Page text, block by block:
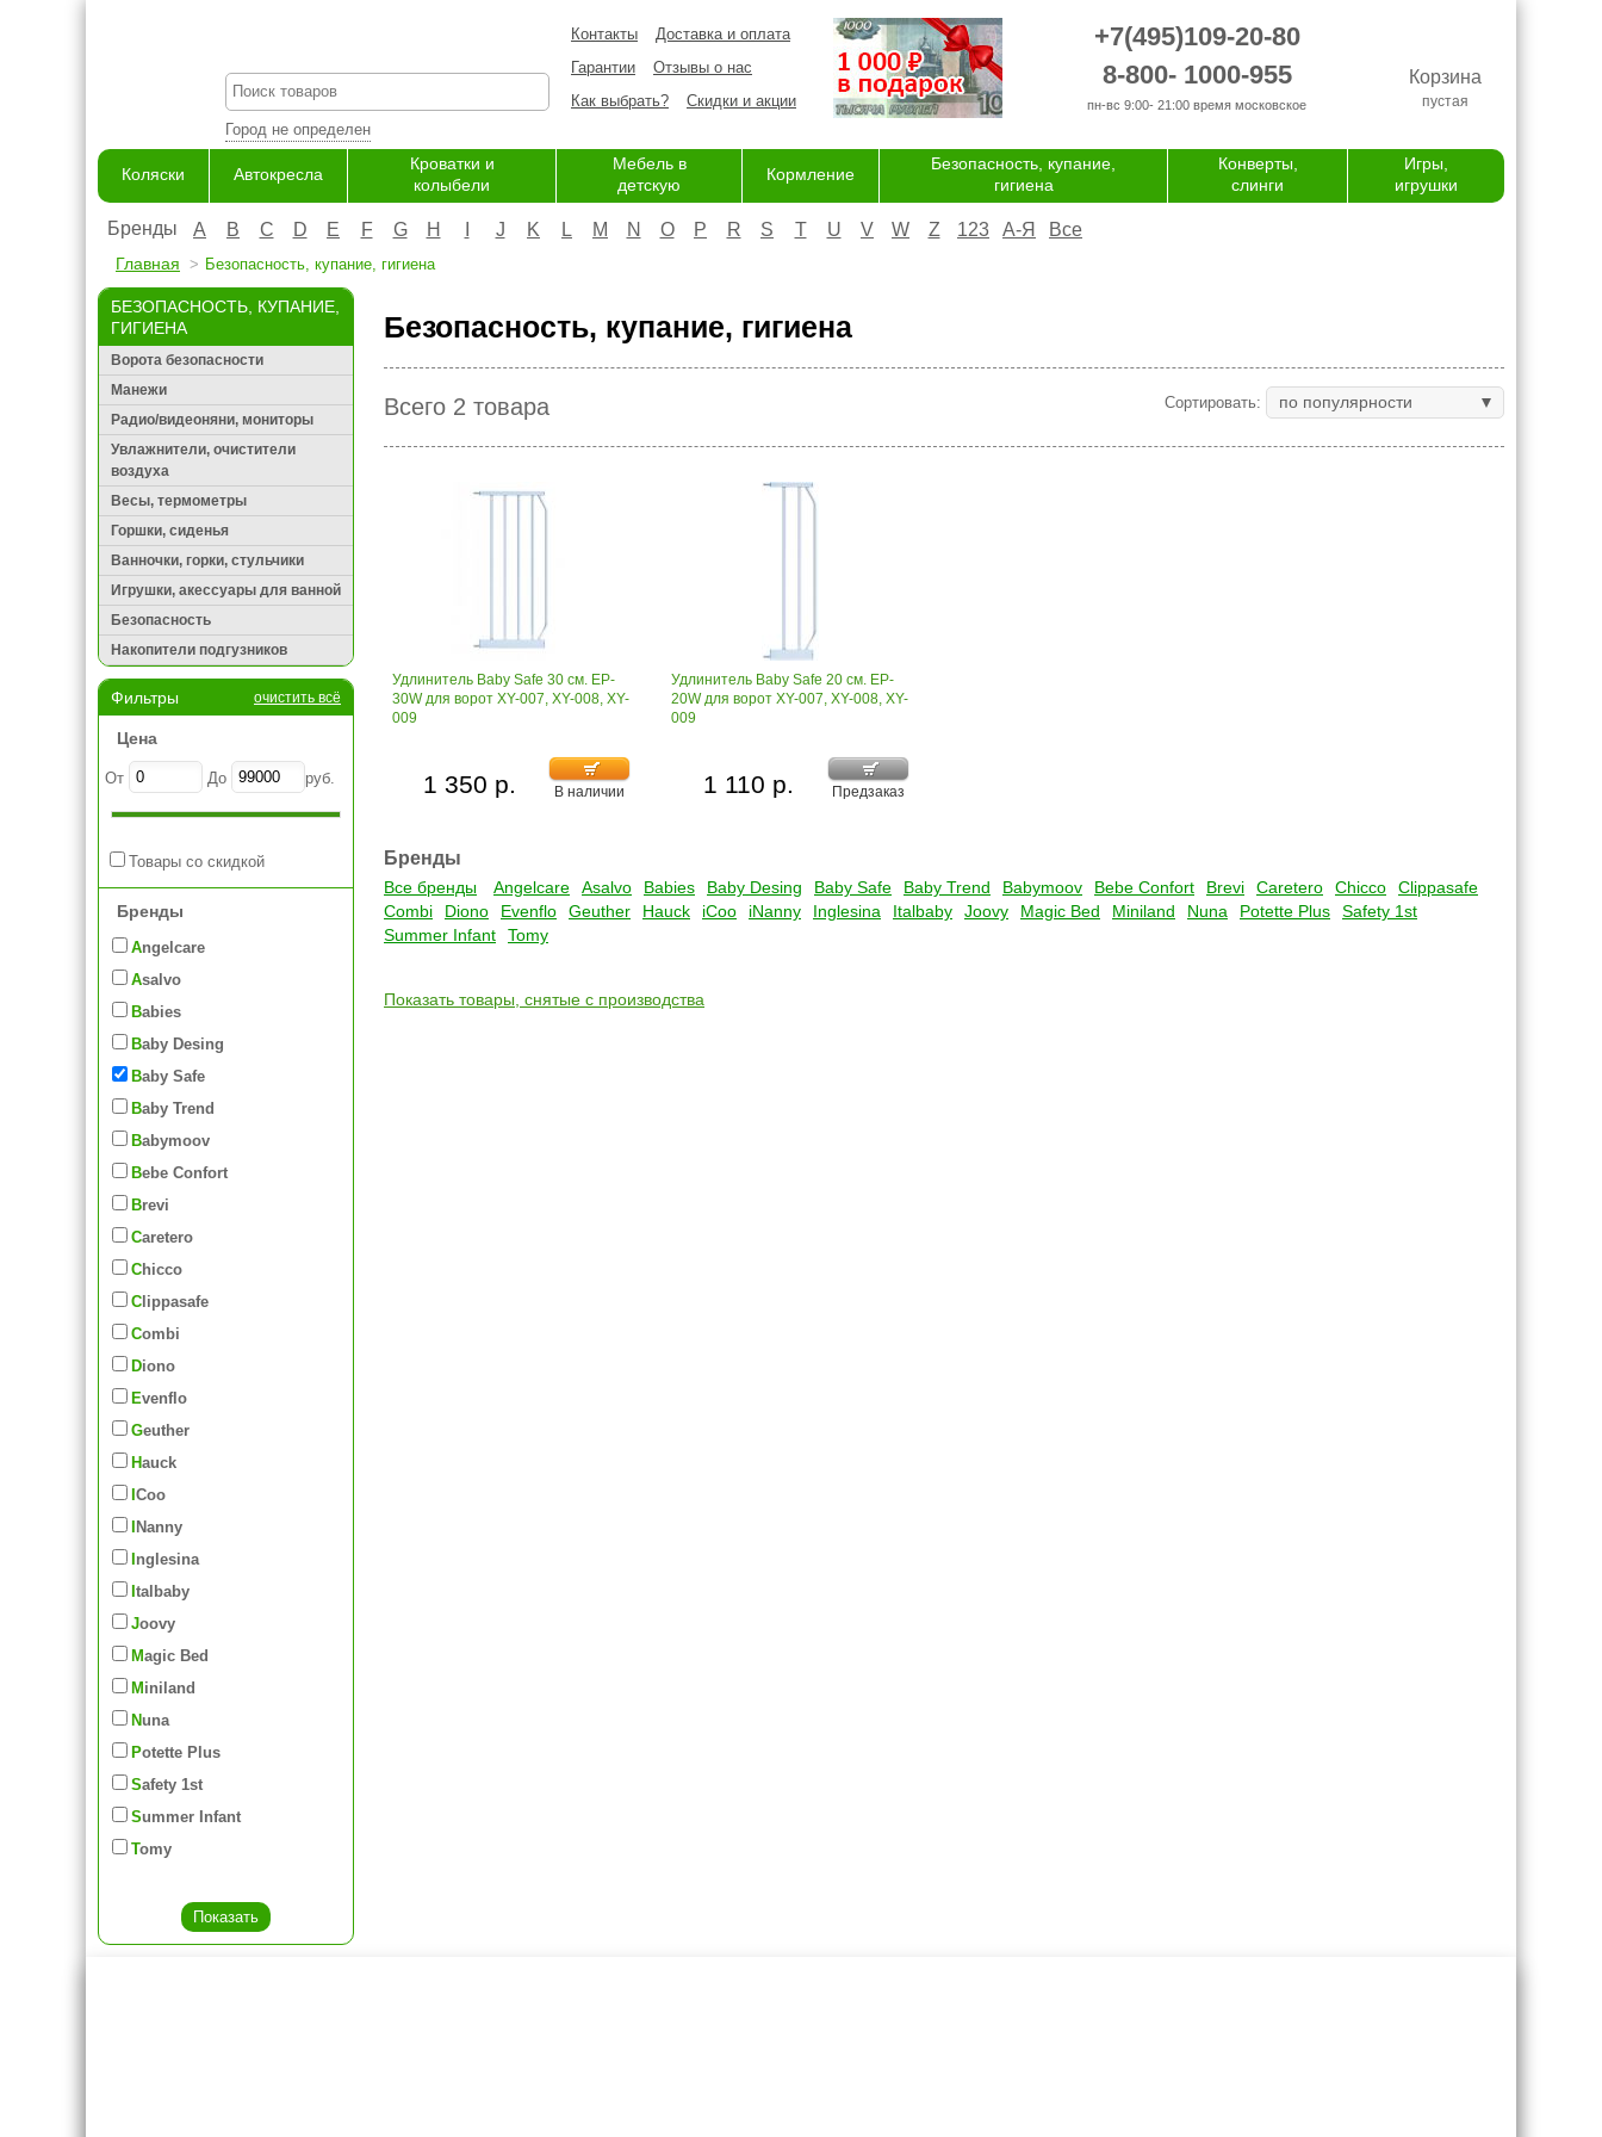
Город не определен
Контакты
Доставка и оплата
Гарантии
Отзывы о нас
Как выбрать?
Скидки и акции
+7(495)109-20-80
8-800- 1000-955
пн-вс 9:00- 21:00 время московское
Корзина
пустая
Коляски Автокресла
Кроватки и
колыбели
Мебель в
детскую
Кормление
Безопасность, купание,
гигиена
Конверты,
слинги
Игры,
игрушки
Бренды A B C D E F G H J K L M N O P R S T U V W Z 123 А-Я Все
Главная Безопасность, купание, гигиена
БЕЗОПАСНОСТЬ, КУПАНИЕ,
ГИГИЕНА
Ворота безопасности
Манежи
Радио/видеоняни, мониторы
Увлажнители, очистители
воздуха
Весы, термометры
Горшки, сиденья
Ванночки, горки, стульчики
Игрушки, акессуары для ванной
Безопасность
Накопители подгузников
Фильтры очистить всё
Цена
От До руб.
Товары со скидкой
Бренды
Angelcare
Asalvo
Babies
Baby Desing
Baby Safe
Baby Trend
Babymoov
Bebe Confort
Brevi
Caretero
Chicco
Clippasafe
Combi
Diono
Evenflo
Geuther
Hauck
iCoo
iNanny
Inglesina
Italbaby
Joovy
Magic Bed
Miniland
Nuna
Potette Plus
Safety 1st
Summer Infant
Tomy
Безопасность, купание, гигиена
Всего 2 товара Сортировать: по популярности
Удлинитель Baby Safe 30 см. EP-
30W для ворот XY-007, XY-008, XY-
009
В наличии
1 350 р.
Удлинитель Baby Safe 20 см. EP-
20W для ворот XY-007, XY-008, XY-
009
Предзаказ
1 110 р.
Бренды
Все бренды Angelcare Asalvo Babies Baby Desing Baby Safe Baby Trend Babymoov Bebe Confort Brevi Caretero Chicco
Clippasafe
Combi
Diono Evenflo Geuther Hauck iCoo iNanny Inglesina Italbaby Joovy Magic Bed Miniland Nuna Potette Plus
Safety 1st
Summer Infant
Tomy
Показать товары, снятые с производства